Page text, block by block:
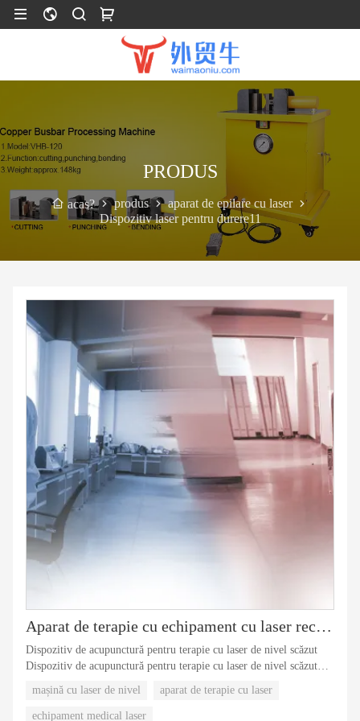
PRODUS
acas? produs
aparat de epilare cu laser
Dispozitiv laser pentru durere11
Aparat de terapie cu echipament cu laser rece medical nr.2
Dispozitiv de acupunctură pentru terapie cu laser de nivel scăzut
Dispozitiv de acupunctură pentru terapie cu laser de nivel scăzut
scăzutDispozitiv de acupunctură pentru terapie cu laser de nivel
scăzut Dispozitiv de acupunctură pentru terapie cu laser de nivel
mașină cu laser de nivel aparat de terapie cu laser
echipament medical laser